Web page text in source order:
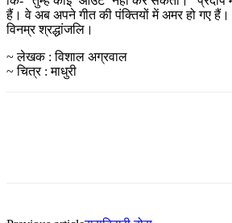
हैं। वे अब अपने गीत की पंक्तियों में अमर हो गए
विनम्र श्रद्धांजलि।
~ लेखक : विशाल अग्रवाल
~ चित्र : माधुरी